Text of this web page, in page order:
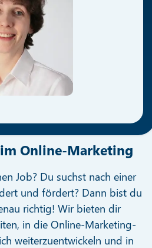
Online-Marketing
Job? Du suchst nach einer
und fördert? Dann bist du
richtig! Wir bieten dir
in die Online-Marketing-
weiterzuentwickeln und in